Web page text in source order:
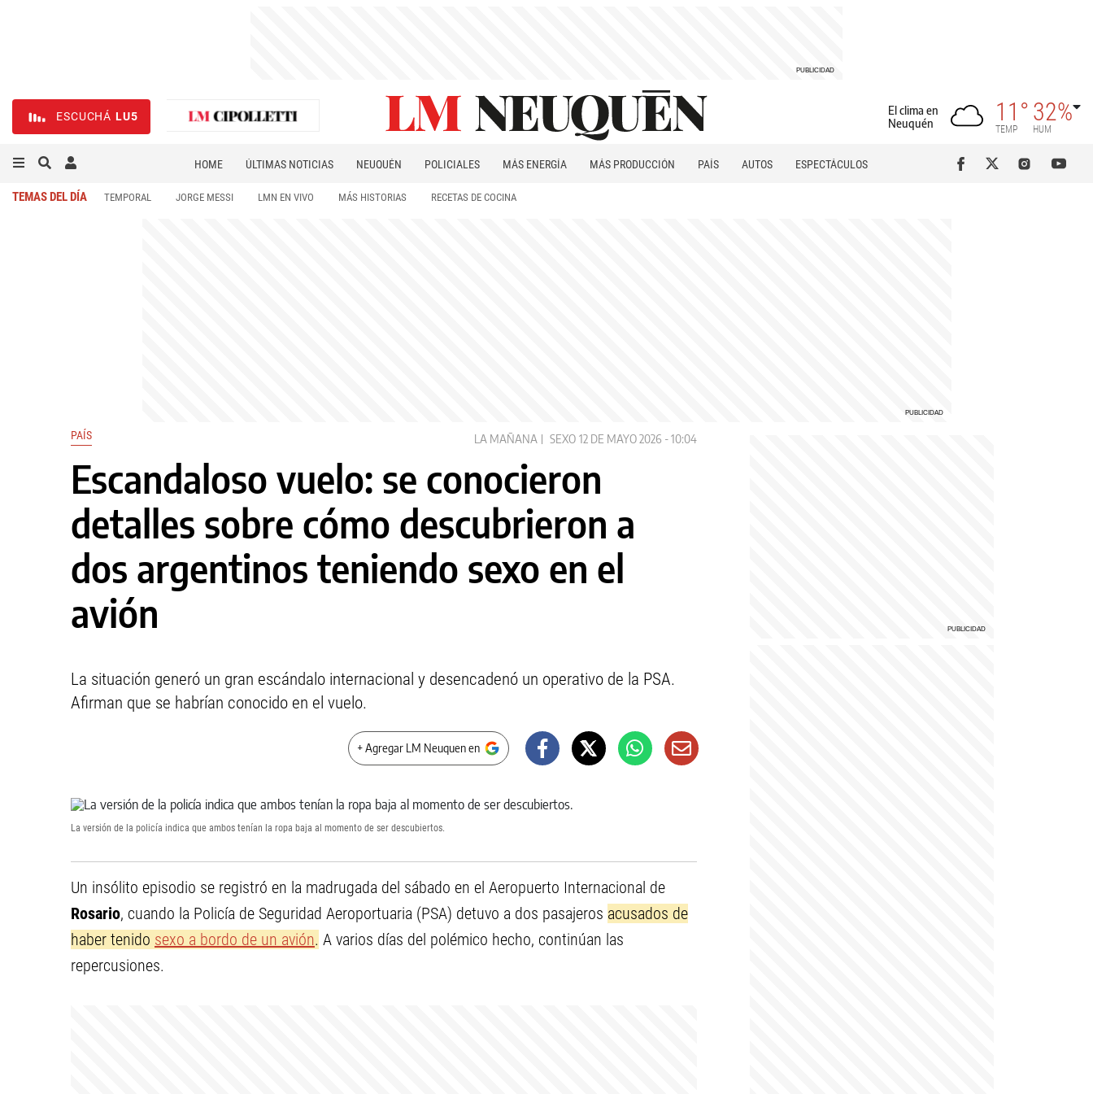
ESCUCHÁ LU5
El clima en
Neuquén
11°
TEMP
32%
HUM
HOME ÚLTIMAS NOTICIAS NEUQUÉN POLICIALES MÁS ENERGÍA MÁS PRODUCCIÓN PAÍS AUTOS
ESPECTÁCULOS
TEMAS DEL DÍA TEMPORAL JORGE MESSI LMN EN VIVO MÁS HISTORIAS RECETAS DE COCINA
PAÍS LA MAÑANA SEXO 12 DE MAYO 2026 - 10:04
Escandaloso vuelo: se conocieron
detalles sobre cómo descubrieron a
dos argentinos teniendo sexo en el
avión
La situación generó un gran escándalo internacional y desencadenó un operativo de la PSA.
Afirman que se habrían conocido en el vuelo.
+ Agregar LM Neuquen en
La versión de la policía indica que ambos tenían la ropa baja al momento de ser descubiertos.
Un insólito episodio se registró en la madrugada del sábado en el Aeropuerto Internacional de
Rosario, cuando la Policía de Seguridad Aeroportuaria (PSA) detuvo a dos pasajeros acusados de
haber tenido sexo a bordo de un avión. A varios días del polémico hecho, continúan las
repercusiones.